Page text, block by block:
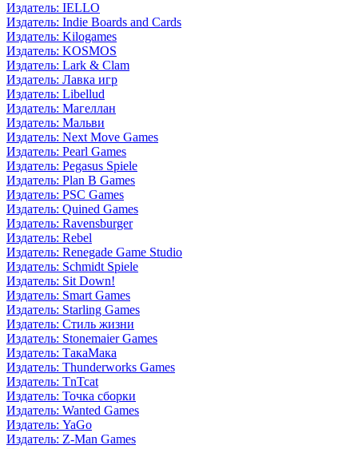
Издатель: IELLO
Издатель: Indie Boards and Cards
Издатель: Kilogames
Издатель: KOSMOS
Издатель: Lark & Clam
Издатель: Лавка игр
Издатель: Libellud
Издатель: Магеллан
Издатель: Мальви
Издатель: Next Move Games
Издатель: Pearl Games
Издатель: Pegasus Spiele
Издатель: Plan B Games
Издатель: PSC Games
Издатель: Quined Games
Издатель: Ravensburger
Издатель: Rebel
Издатель: Renegade Game Studio
Издатель: Schmidt Spiele
Издатель: Sit Down!
Издатель: Smart Games
Издатель: Starling Games
Издатель: Стиль жизни
Издатель: Stonemaier Games
Издатель: ТакаМака
Издатель: Thunderworks Games
Издатель: TnTcat
Издатель: Точка сборки
Издатель: Wanted Games
Издатель: YaGo
Издатель: Z-Man Games